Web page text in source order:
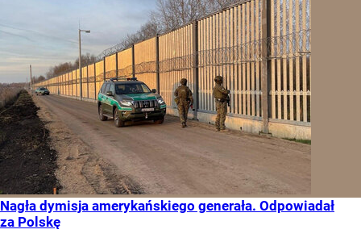
Nagła dymisja amerykańskiego generała. Odpowiadał
za Polskę